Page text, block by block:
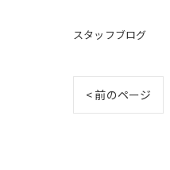
スタッフブログ
< 前のページ